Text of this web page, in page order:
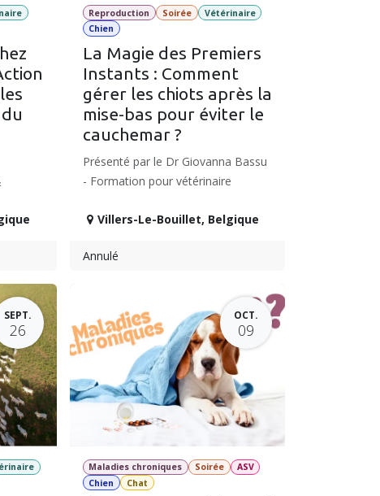
Reproduction Soirée
Vétérinaire
Chien
La Magie des Premiers
Instants : Comment
gérer les chiots après la
mise-bas pour éviter le
cauchemar ?
Présenté par le Dr Giovanna Bassu
- Formation pour vétérinaire
Villers-Le-Bouillet, Belgique
Annulé
SEPT.
26
OCT.
09
Maladies chroniques Soirée
ASV
Chien
Chat